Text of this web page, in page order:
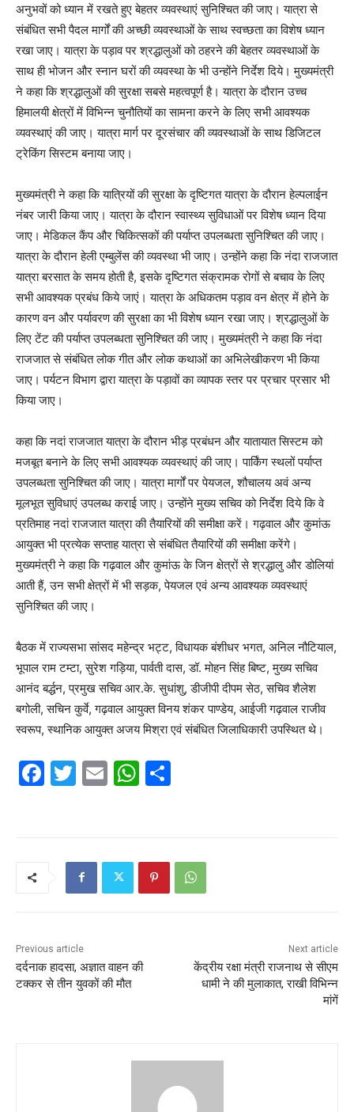
अनुभवों को ध्यान में रखते हुए बेहतर व्यवस्थाएं सुनिश्चित की जाए। यात्रा से
संबंधित सभी पैदल मार्गों की अच्छी व्यवस्थाओं के साथ स्वच्छता का विशेष ध्यान
रखा जाए। यात्रा के पड़ाव पर श्रद्धालुओं को ठहरने की बेहतर व्यवस्थाओं के
साथ ही भोजन और स्नान घरों की व्यवस्था के भी उन्होंने निर्देश दिये। मुख्यमंत्री
ने कहा कि श्रद्धालुओं की सुरक्षा सबसे महत्वपूर्ण है। यात्रा के दौरान उच्च
हिमालयी क्षेत्रों में विभिन्न चुनौतियों का सामना करने के लिए सभी आवश्यक
व्यवस्थाएं की जाए। यात्रा मार्ग पर दूरसंचार की व्यवस्थाओं के साथ डिजिटल
ट्रेकिंग सिस्टम बनाया जाए।
मुख्यमंत्री ने कहा कि यात्रियों की सुरक्षा के दृष्टिगत यात्रा के दौरान हेल्पलाईन
नंबर जारी किया जाए। यात्रा के दौरान स्वास्थ्य सुविधाओं पर विशेष ध्यान दिया
जाए। मेडिकल कैंप और चिकित्सकों की पर्याप्त उपलब्धता सुनिश्चित की जाए।
यात्रा के दौरान हेली एम्बुलेंस की व्यवस्था भी जाए। उन्होंने कहा कि नंदा राजजात
यात्रा बरसात के समय होती है, इसके दृष्टिगत संक्रामक रोगों से बचाव के लिए
सभी आवश्यक प्रबंध किये जाएं। यात्रा के अधिकतम पड़ाव वन क्षेत्र में होने के
कारण वन और पर्यावरण की सुरक्षा का भी विशेष ध्यान रखा जाए। श्रद्धालुओं के
लिए टेंट की पर्याप्त उपलब्धता सुनिश्चित की जाए। मुख्यमंत्री ने कहा कि नंदा
राजजात से संबंधित लोक गीत और लोक कथाओं का अभिलेखीकरण भी किया
जाए। पर्यटन विभाग द्वारा यात्रा के पड़ावों का व्यापक स्तर पर प्रचार प्रसार भी
किया जाए।
कहा कि नदां राजजात यात्रा के दौरान भीड़ प्रबंधन और यातायात सिस्टम को
मजबूत बनाने के लिए सभी आवश्यक व्यवस्थाएं की जाए। पार्किंग स्थलों पर्याप्त
उपलब्धता सुनिश्चित की जाए। यात्रा मार्गों पर पेयजल, शौचालय अवं अन्य
मूलभूत सुविधाएं उपलब्ध कराई जाए। उन्होंने मुख्य सचिव को निर्देश दिये कि वे
प्रतिमाह नदां राजजात यात्रा की तैयारियों की समीक्षा करें। गढ़वाल और कुमांऊ
आयुक्त भी प्रत्येक सप्ताह यात्रा से संबंधित तैयारियों की समीक्षा करेंगे।
मुख्यमंत्री ने कहा कि गढ़वाल और कुमांऊ के जिन क्षेत्रों से श्रद्धालु और डोलियां
आती हैं, उन सभी क्षेत्रों में भी सड़क, पेयजल एवं अन्य आवश्यक व्यवस्थाएं
सुनिश्चित की जाए।
बैठक में राज्यसभा सांसद महेन्द्र भट्ट, विधायक बंशीधर भगत, अनिल नौटियाल,
भूपाल राम टम्टा, सुरेश गड़िया, पार्वती दास, डॉ. मोहन सिंह बिष्ट, मुख्य सचिव
आनंद बर्द्धन, प्रमुख सचिव आर.के. सुधांशु, डीजीपी दीपम सेठ, सचिव शैलेश
बगोली, सचिन कुर्वे, गढ़वाल आयुक्त विनय शंकर पाण्डेय, आईजी गढ़वाल राजीव
स्वरूप, स्थानिक आयुक्त अजय मिश्रा एवं संबंधित जिलाधिकारी उपस्थित थे।
F
k
T
E
W
A
p
Previous article
दर्दनाक हादसा, अज्ञात वाहन की
टक्कर से तीन युवकों की मौत
Next article
केंद्रीय रक्षा मंत्री राजनाथ से सीएम
धामी ने की मुलाकात, राखी विभिन्न
मांगें